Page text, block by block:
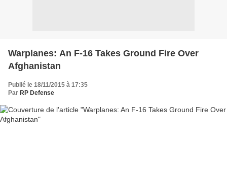
Warplanes: An F-16 Takes Ground Fire Over
Afghanistan
Publié le 18/11/2015 à 17:35
Par RP Defense